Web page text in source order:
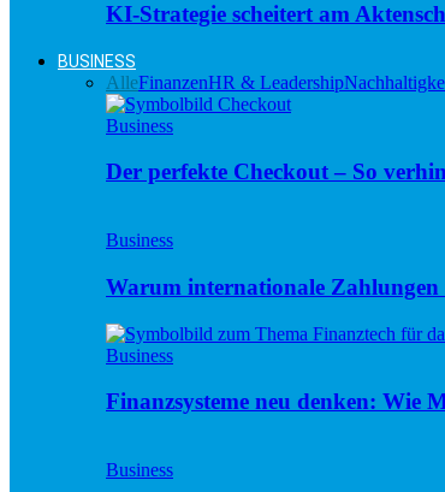
KI-Strategie scheitert am
BUSINESS
AlleFinanzenHR & Leadership
Business
Der perfekte Checkout – So
Business
Warum internationale
Business
Finanzsysteme neu denken:
Business